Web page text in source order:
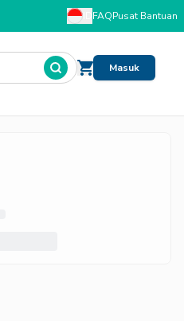
FAQPusat Bantuan
Masuk